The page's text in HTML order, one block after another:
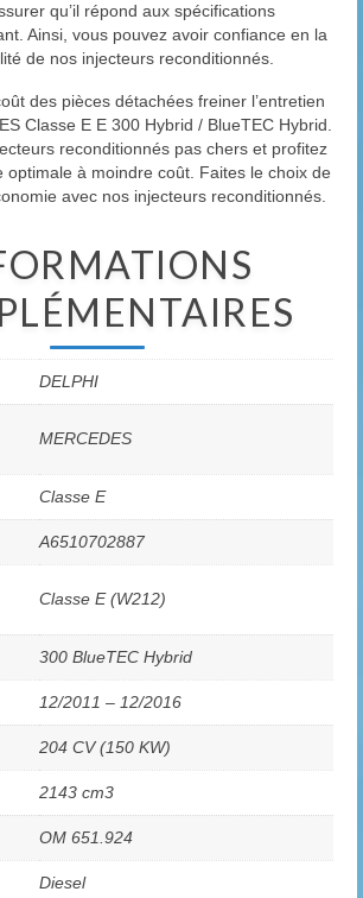
qu’il répond aux spécifications
Ainsi, vous pouvez avoir confiance en la
de nos injecteurs reconditionnés.
des pièces détachées freiner l’entretien
Classe E E 300 Hybrid / BlueTEC Hybrid.
reconditionnés pas chers et profitez
optimale à moindre coût. Faites le choix de
avec nos injecteurs reconditionnés.
DELPHI
MERCEDES
Classe E
A6510702887
Classe E (W212)
300 BlueTEC Hybrid
12/2011 – 12/2016
204 CV (150 KW)
2143 cm3
OM 651.924
Diesel